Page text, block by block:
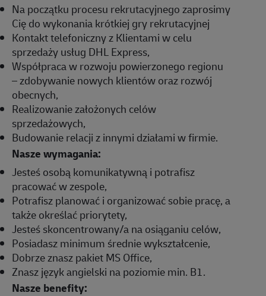
Na początku procesu rekrutacyjnego zaprosimy
Cię do wykonania krótkiej gry rekrutacyjnej
Kontakt telefoniczny z Klientami w celu
sprzedaży usług DHL Express,
Współpraca w rozwoju powierzonego regionu
– zdobywanie nowych klientów oraz rozwój
obecnych,
Realizowanie założonych celów
sprzedażowych,
Budowanie relacji z innymi działami w firmie.
Nasze wymagania:
Jesteś osobą komunikatywną i potrafisz
pracować w zespole,
Potrafisz planować i organizować sobie pracę, a
także określać priorytety,
Jesteś skoncentrowany/a na osiąganiu celów,
Posiadasz minimum średnie wykształcenie,
Dobrze znasz pakiet MS Office,
Znasz język angielski na poziomie min. B1.
Nasze benefity: